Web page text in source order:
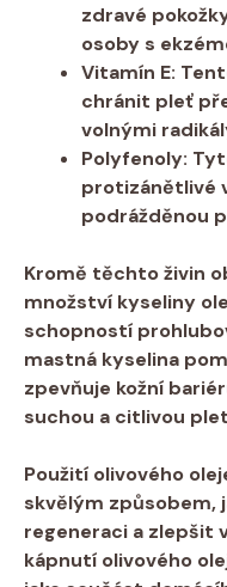
zdravé
osoby ‍s
Vitamín‌ E:
chránit pleť
⁤volnými
Polyfenoly:
protizánětlivé⁢
podrážděnou
Kromě ⁣těchto‌ živin
množství⁢ kyseliny⁣
schopností⁣
mastná kyselina
zpevňuje kožní
suchou a citlivou
Použití ​olivového‌
skvělým ​způsobem,
regeneraci a‍ zlepšit
kápnutí olivového